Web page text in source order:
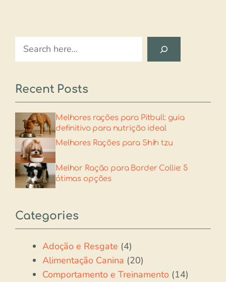
Search
Recent Posts
Melhores rações para Pitbull: guia
definitivo para nutrição ideal
Melhores Rações para Shih tzu​
Melhor Ração para Border Collie: 5
ótimas opções
Categories
Adoção e Resgate (4)
Alimentação Canina (20)
Comportamento e Treinamento (14)